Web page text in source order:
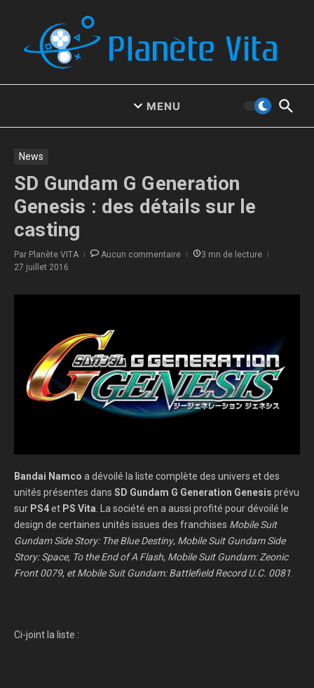
MENU
News
SD Gundam G Generation
Genesis : des détails sur le
casting
Par Planète VITA Aucun commentaire
3 mn de lecture
27 juillet 2016
Bandai Namco a dévoilé la liste complète des univers et des
unités présentes dans SD Gundam G Generation Genesis prévu
sur PS4et PS Vita. La société en a aussi profité pour dévoilé le
design de certaines unités issues des franchises Mobile Suit
Gundam Side Story: The Blue Destiny, Mobile Suit Gundam Side
Story: Space, To the End of A Flash, Mobile Suit Gundam: Zeonic
Front 0079, et Mobile Suit Gundam: Battlefield Record U.C. 0081.
Ci-joint la liste :